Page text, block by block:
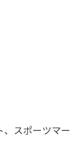
スポーツマー